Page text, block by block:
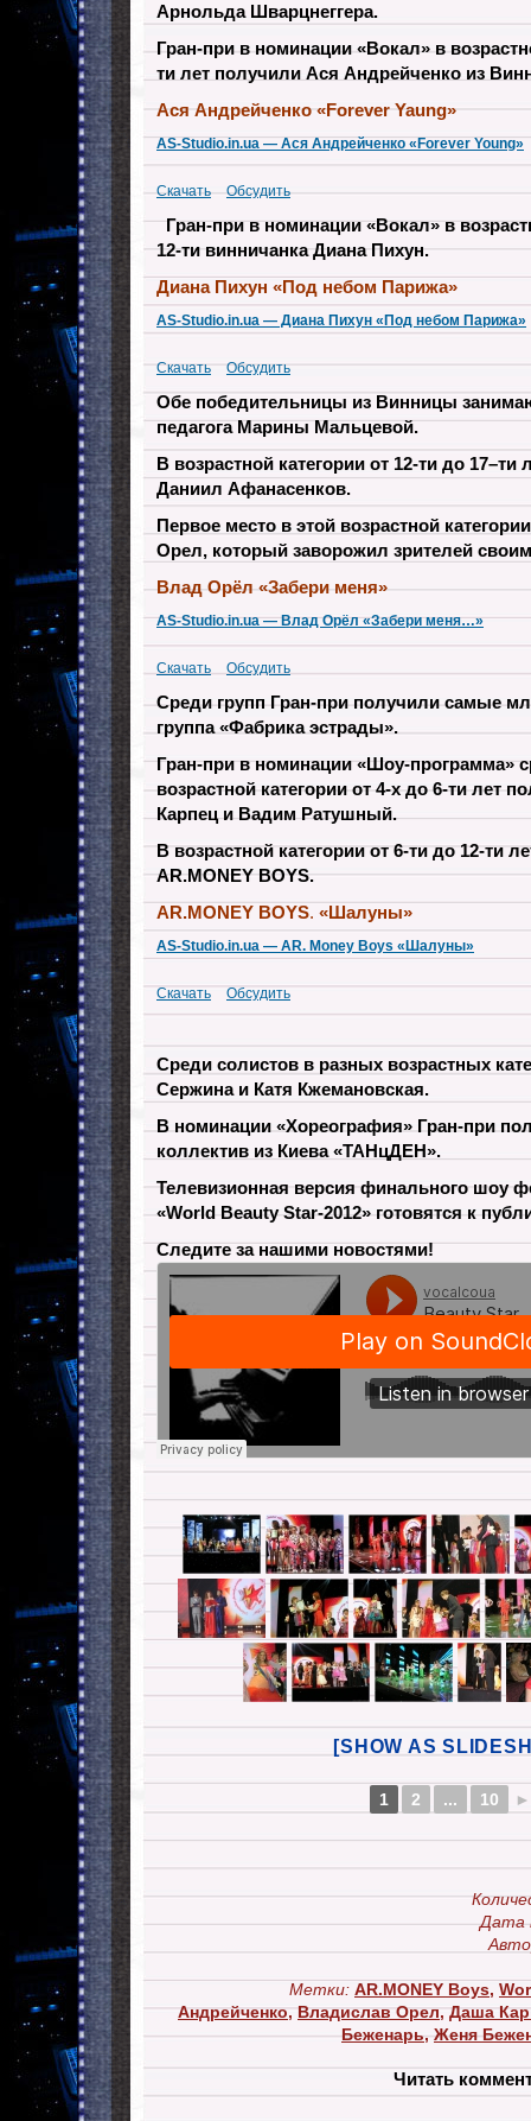
Арнольда Шварцнеггера.
Гран-при в номинации «Вокал» в
ти лет получили Ася Андрейченко из
Ася Андрейченко «Forever Yaung»
AS-Studio.in.ua — Ася Андрейченко «Forever Young»
Скачать Обсудить
Гран-при в номинации «Вокал» в
12-ти винничанка Диана Пихун.
Диана Пихун «Под небом Парижа»
AS-Studio.in.ua — Диана Пихун «Под небом Парижа»
Скачать Обсудить
Обе победительницы из Винницы
педагога Марины Мальцевой.
В возрастной категории от 12-ти до 17–ти
Даниил Афанасенков.
Первое место в этой возрастной
Орел, который заворожил зрителей
Влад Орёл «Забери меня»
AS-Studio.in.ua — Влад Орёл «Забери меня…»
Скачать Обсудить
Среди групп Гран-при получили самые
группа «Фабрика эстрады».
Гран-при в номинации «Шоу-программа»
возрастной категории от 4-х до 6-ти лет
Карпец и Вадим Ратушный.
В возрастной категории от 6-ти до 12-ти
AR.MONEY BOYS.
AR.MONEY BOYS. «Шалуны»
AS-Studio.in.ua — AR. Money Boys «Шалуны»
Скачать Обсудить
Cреди солистов в разных возрастных
Сержина и Катя Кжемановская.
В номинации «Хореография» Гран-при
коллектив из Киева «ТАНцДЕН».
Телевизионная версия финального шоу
«World Beauty Star-2012» готовятся к
Следите за нашими новостями!
[SHOW AS
1 2 ... 10 ►
Дата
Метки: AR.MONEY Boys,
Андрейченко,Владислав Орел,Даша
Беженарь,Женя
Читать